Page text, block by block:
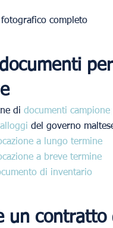
completo
di documenti campione
del governo
a lungo termine
a breve termine
di inventario
un contratto